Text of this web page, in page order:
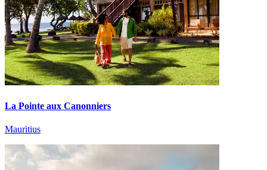
La Pointe aux Canonniers
Mauritius